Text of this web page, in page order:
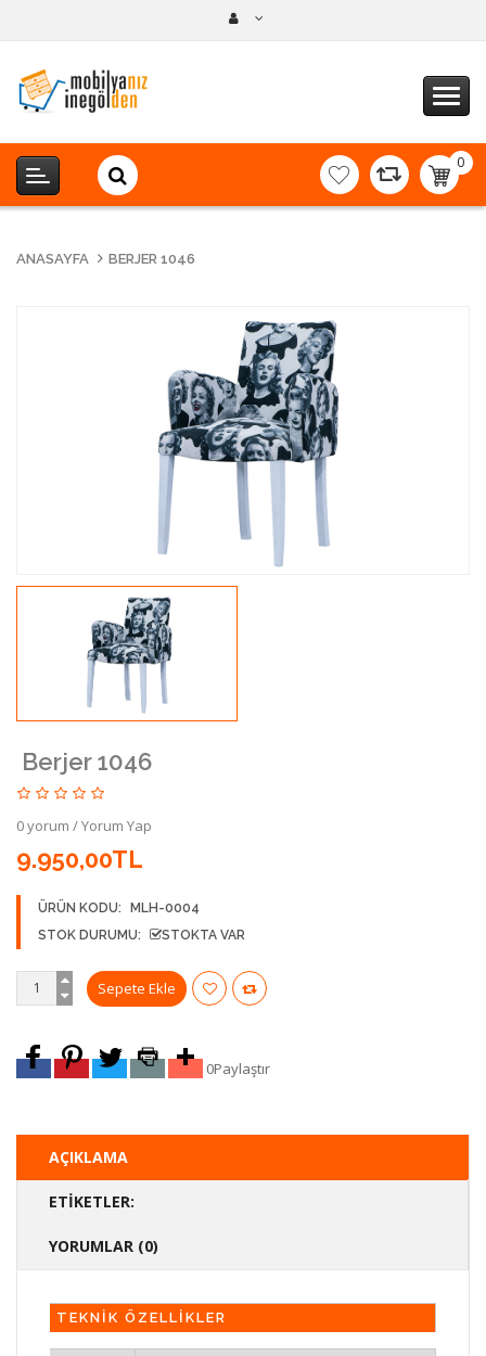
0
-
ANASAYFA BERJER 1046
Berjer 1046
0 yorum /Yorum Yap
9.950,00TL
ÜRÜN KODU:
MLH-0004
STOK DURUMU:
STOKTA VAR
0Paylaştır
AÇIKLAMA
ETIKETLER:
YORUMLAR (0)
TEKNİK ÖZELLİKLER